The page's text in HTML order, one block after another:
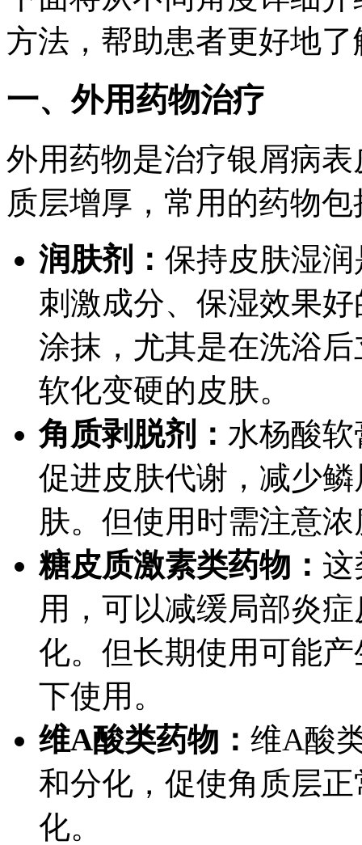
方法，帮助患者更好地
一、外用药物治疗
外用药物是治疗银屑病
质层增厚，常用的药物包
润肤剂： 保持皮肤湿
刺激成分、保湿效果
涂抹，尤其是在洗浴
软化变硬的皮肤。
角质剥脱剂： 水杨酸
促进皮肤代谢，减少
肤。但使用时需注意
糖皮质激素类药物： 这
用，可以减缓局部炎
化。但长期使用可能
下使用。
维A酸类药物： 维A酸
和分化，促使角质层
化。